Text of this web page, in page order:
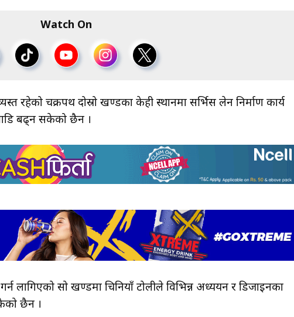
Watch On
रहेको चक्रपथ दोस्रो खण्डका केही स्थानमा सर्भिस लेन निर्माण कार्य
बढ्न सकेको छैन ।
लागिएको सो खण्डमा चिनियाँ टोलीले विभिन्न अध्ययन र डिजाइनका
छैन ।